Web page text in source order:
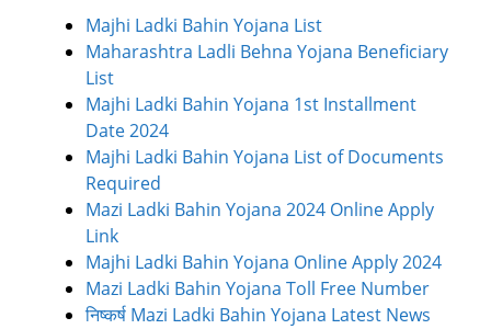
Majhi Ladki Bahin Yojana List
Maharashtra Ladli Behna Yojana Beneficiary
List
Majhi Ladki Bahin Yojana 1st Installment
Date 2024
Majhi Ladki Bahin Yojana List of Documents
Required
Mazi Ladki Bahin Yojana 2024 Online Apply
Link
Majhi Ladki Bahin Yojana Online Apply 2024
Mazi Ladki Bahin Yojana Toll Free Number
निष्कर्ष Mazi Ladki Bahin Yojana Latest News